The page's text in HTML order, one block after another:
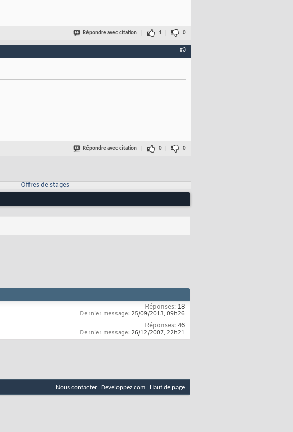
Répondre avec citation 1 0
#3
Répondre avec citation 0 0
Offres de stages
Réponses: 18
Dernier message: 25/09/2013, 09h26
Réponses:46
Dernier message: 26/12/2007, 22h21
Nous contacter Developpez.com Haut de page